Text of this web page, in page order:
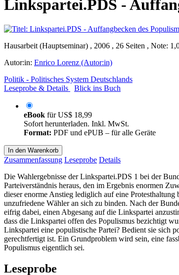
Linkspartei.PDS -
Hausarbeit (Hauptseminar) , 2006 , 26 Seiten , Note:
Autor:in: Enrico Lorenz (Autor:in)
Politik - Politisches System Deutschlands
Leseprobe & Details
Blick ins Buch
eBook fürUS$ 18,99
Sofort herunterladen. Inkl. MwSt.
Format: PDF und ePUB – für alle Geräte
In den Warenkorb
Zusammenfassung Leseprobe Details
Die Wahlergebnisse der Linkspartei.PDS 1 bei der
Parteiverständnis heraus, den im Ergebnis enormen
dieser enorme Anstieg lediglich auf eine
unzufriedene Wähler an sich zu binden. Nach der
eifrig dabei, einen Abgesang auf die Linkspartei
dass die Linkspartei offen des Populismus bezichtigt
Linkspartei eine populistische Partei? Bedient sie sich
gerechtfertigt ist. Ein Grundproblem wird sein, eine
Populismus eigentlich sei.
Leseprobe